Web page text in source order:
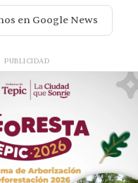
en Google News
PUBLICIDAD